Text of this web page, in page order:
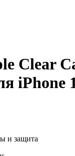
Clear
iPhone
и защита